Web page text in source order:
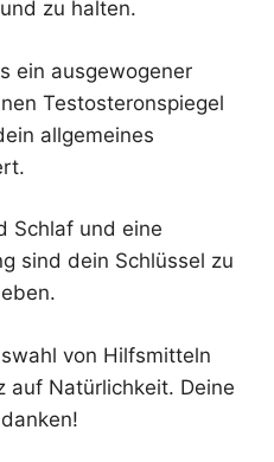
zu halten.
ein ausgewogener
Testosteronspiegel
allgemeines
Schlaf und eine
sind dein Schlüssel zu
von Hilfsmitteln
auf Natürlichkeit. Deine